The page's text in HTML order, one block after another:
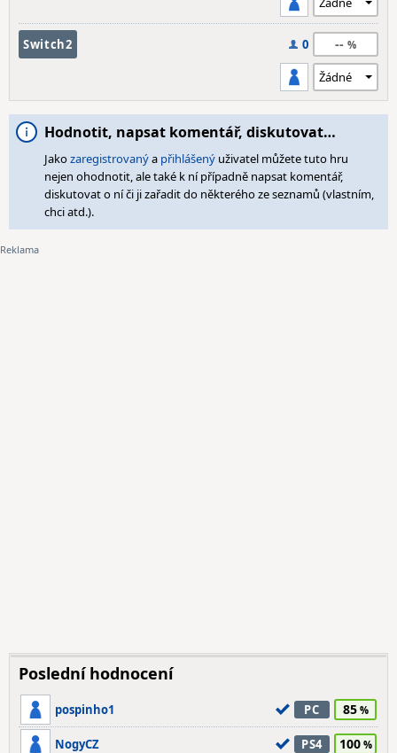
Switch2 0 --
Hodnotit, napsat komentář, diskutovat…
Jakozaregistrovanýa přihlášený uživatel můžete tuto hru
nejen ohodnotit, ale také k ní případně napsat komentář,
diskutovat o ní či ji zařadit do některého ze seznamů (vlastním,
chci atd.).
Poslední hodnocení
pospinho1 PC 85
NogyCZ PS4 100